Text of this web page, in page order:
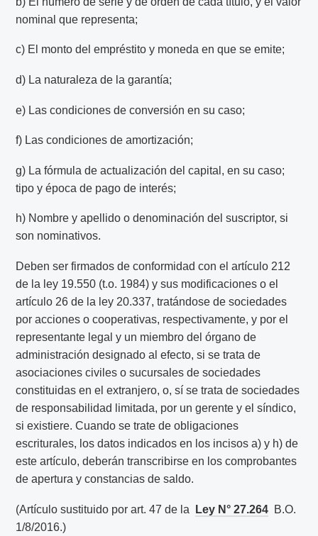
nominal que representa;
c) El monto del empréstito y moneda en que se emite;
d) La naturaleza de la garantía;
e) Las condiciones de conversión en su caso;
f) Las condiciones de amortización;
g) La fórmula de actualización del capital, en su caso;
tipo y época de pago de interés;
h) Nombre y apellido o denominación del suscriptor, si
son nominativos.
Deben ser firmados de conformidad con el artículo 212
de la ley 19.550 (t.o. 1984) y sus modificaciones o el
artículo 26 de la ley 20.337, tratándose de sociedades
por acciones o cooperativas, respectivamente, y por el
representante legal y un miembro del órgano de
administración designado al efecto, si se trata de
asociaciones civiles o sucursales de sociedades
constituidas en el extranjero, o, sí se trata de sociedades
de responsabilidad limitada, por un gerente y el síndico,
si existiere. Cuando se trate de obligaciones
escriturales, los datos indicados en los incisos a) y h) de
este artículo, deberán transcribirse en los comprobantes
de apertura y constancias de saldo.
(Artículo sustituido por art. 47 de la Ley N° 27.264 B.O.
1/8/2016.)